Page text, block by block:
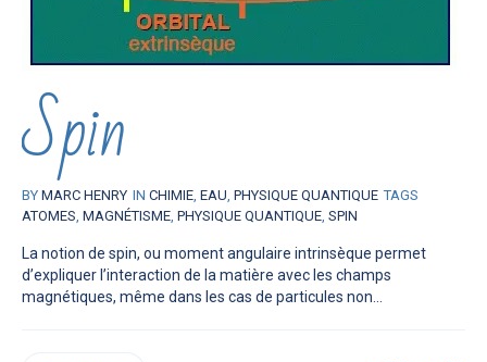
Spin
BY MARC HENRY IN CHIMIE, EAU, PHYSIQUE QUANTIQUE TAGS
ATOMES, MAGNÉTISME, PHYSIQUE QUANTIQUE, SPIN
La notion de spin, ou moment angulaire intrinsèque permet
d’expliquer l’interaction de la matière avec les champs
magnétiques, même dans les cas de particules non...